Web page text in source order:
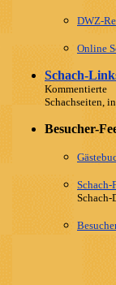
DWZ-
Online
Schach-
Schachseiten,
Besucher-
Schach-
Schach-